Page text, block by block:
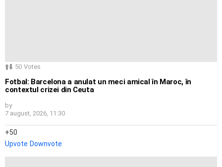
50 Votes
Fotbal: Barcelona a anulat un meci amical în Maroc, în
contextul crizei din Ceuta
by
7 august, 2026, 11:30
50
Upvote Downvote